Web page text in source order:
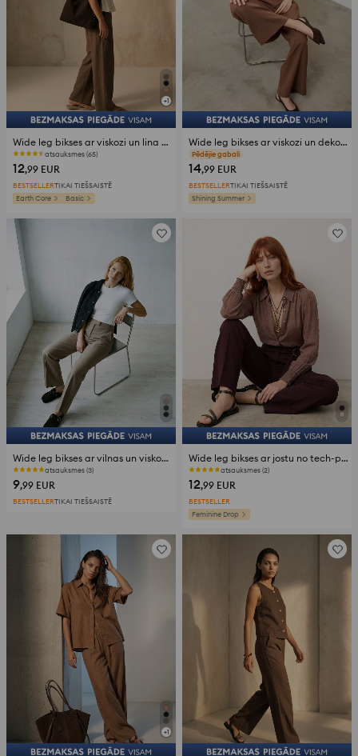
+1
Wide leg bikses ar viskozi un lina piejaukumu
atsauksmes (65)
12,99 EUR
BESTSELLERTIKAI TIEŠSAISTĒ
Earth Core
Basic
Wide leg bikses ar viskozi un dekoratīvu ķēdīti
atsauksmes (28)
14,99 EUR
BESTSELLERTIKAI TIEŠSAISTĒ
Shining Summer
Wide leg bikses ar vilnas un viskozes piejaukumu
atsauksmes (3)
9,99 EUR
BESTSELLERTIKAI TIEŠSAISTĒ
Wide leg bikses ar jostu no tech-poly materiāla
atsauksmes (2)
12,99 EUR
BESTSELLER
Feminine Drop
+1